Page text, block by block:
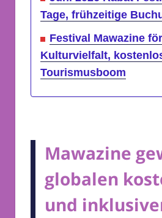
Tage, frühzeitige
Festival Mawazine
Kulturvielfalt,
Tourismusboom
Mawazine
globalen
und